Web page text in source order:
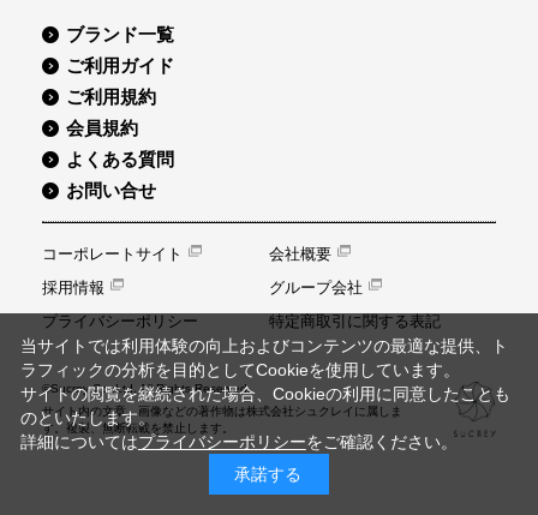
ブランド一覧
ご利用ガイド
ご利用規約
会員規約
よくある質問
お問い合せ
コーポレートサイト
会社概要
採用情報
グループ会社
プライバシーポリシー
特定商取引に関する表記
©Sucrey Co.,Ltd. All Rights Reserved.
サイト内の文章、画像などの著作物は株式会社シュクレイに属しま
す。複製、無断転載を禁止します。
当サイトでは利用体験の向上およびコンテンツの最適な提供、ト
ラフィックの分析を目的としてCookieを使用しています。
サイトの閲覧を継続された場合、Cookieの利用に同意したことも
のといたします。
詳細についてはプライバシーポリシーをご確認ください。
承諾する